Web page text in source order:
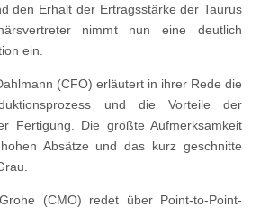
den Erhalt der Ertragsstärke der Taurus
nimmt nun eine deutlich
ein.
(CFO) erläutert in ihrer Rede die
und die Vorteile der
Fertigung. Die größte Aufmerksamkeit
Absätze und das kurz geschnitte
(CMO) redet über Point-to-Point-